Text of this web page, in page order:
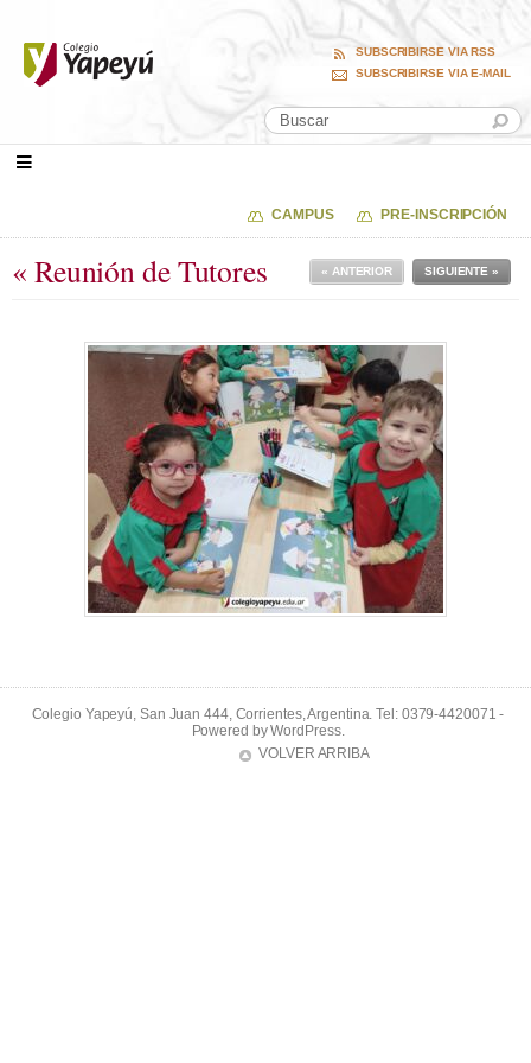
SUBSCRIBIRSE VIA RSS
SUBSCRIBIRSE VIA E-MAIL
CAMPUS PRE-INSCRIPCIÓN
« Reunión de Tutores SIGUIENTE »
« ANTERIOR
Colegio Yapeyú, San Juan 444, Corrientes, Argentina. Tel: 0379-4420071 -
Powered byWordPress.
VOLVER ARRIBA